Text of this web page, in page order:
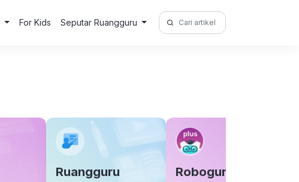
For Kids Seputar Ruangguru
Search
for:
Ruangguru
Roboguru Plus